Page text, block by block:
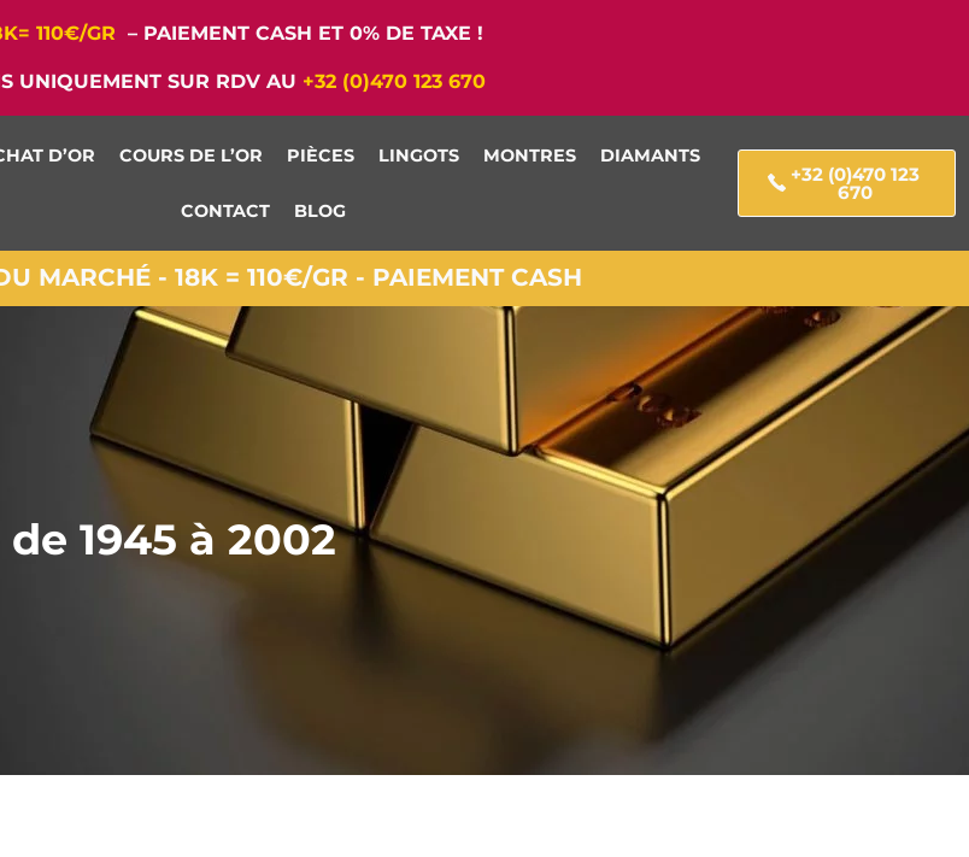
110€/GR – PAIEMENT CASH ET 0% DE TAXE !
UNIQUEMENT SUR RDV AU +32 (0)470 123 670
D’OR COURS DE L’OR PIÈCES LINGOTS MONTRES DIAMANTS
CONTACT BLOG
+32 (0)470 123
670
MARCHÉ - 18K = 110€/GR - PAIEMENT CASH
1945 à 2002